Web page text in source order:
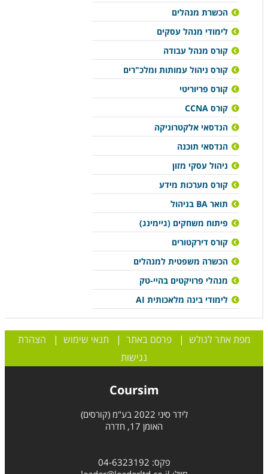
הכשרת מנהלים
לימודי מנהל עסקים
קורס מנהל עבודה
קורס ניהול עמותות ומלכ"רים
קורס פריוריטי
קורס CCNA
הנדסאי אלקטרוניקה
הנדסאי תוכנה
ניהול עסקי מזון
קורס מערכות מידע
תואר BA בניהול
פיתוח משחקים (גיימינג)
קורס דירקטורים
הכשרה משפטית למנהלים
מנהלי פרויקטים בהיי-טק
לימודי בינה מלאכותית AI
מפת אתר לגולש |פרסם באתר | תנאי שימוש | הצהרת
נגישות
Coursim
לידר סיני 2022 בע"מ (קורסים)
האומן 17, חדרה
פקס: 04-6323192